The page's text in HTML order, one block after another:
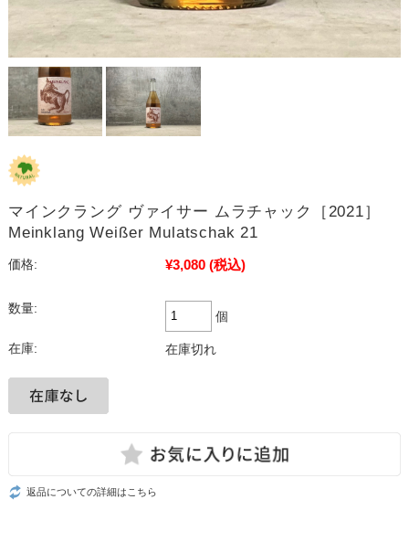
マインクラング ヴァイサー ムラチャック［2021］
Meinklang Weißer Mulatschak 21
価格: ¥3,080 (税込)
数量:
個
在庫: 在庫切れ
返品についての詳細はこちら